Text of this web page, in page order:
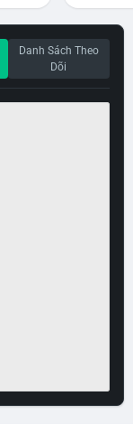
Danh Sách Theo
Dõi